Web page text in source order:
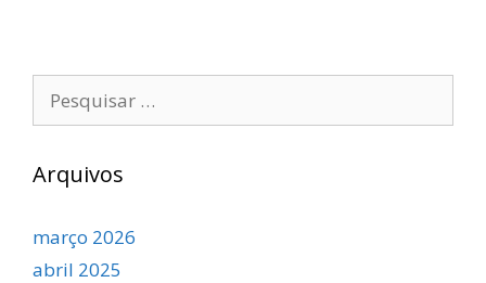
por:
Arquivos
março 2026
abril 2025